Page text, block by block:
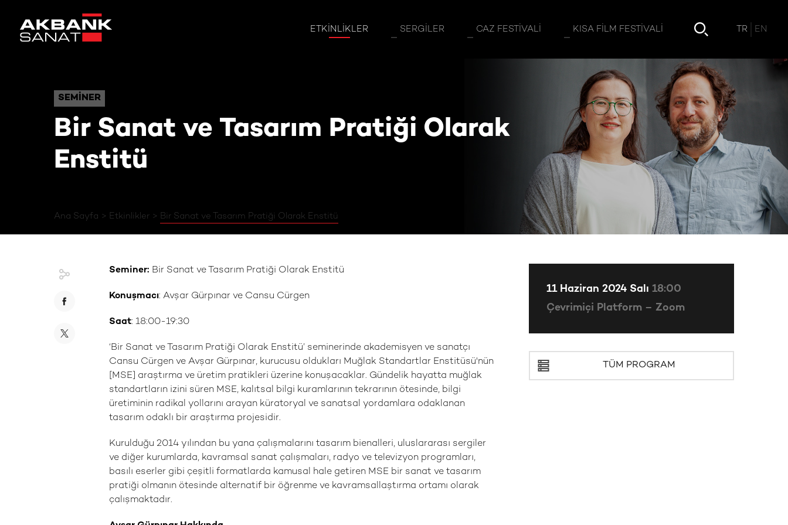
ETKINLIKLER SERGILER CAZ FESTIVALI KISA FILM FESTIVALI TR EN
SEMINER
Bir Sanat ve Tasarım Pratiği Olarak
Enstitü
Ana Sayfa Etkinlikler Bir Sanat ve Tasarım Pratiği Olarak Enstitü
SEMINER
Seminer: Bir Sanat ve Tasarım Pratiği Olarak Enstitü
Konuşmacı: Avşar Gürpınar ve Cansu Cürgen
Saat: 18:00-19:30
‘Bir Sanat ve Tasarım Pratiği Olarak Enstitü’ seminerinde akademisyen ve sanatçı
Cansu Cürgen ve Avşar Gürpınar, kurucusu oldukları Muğlak Standartlar Enstitüsü'nün
[MSE] araştırma ve üretim pratikleri üzerine konuşacaklar. Gündelik hayatta muğlak
standartların izini süren MSE, kalıtsal bilgi kuramlarının tekrarının ötesinde, bilgi
üretiminin radikal yollarını arayan küratoryal ve sanatsal yordamlara odaklanan
tasarım odaklı bir araştırma projesidir.
Kurulduğu 2014 yılından bu yana çalışmalarını tasarım bienalleri, uluslararası sergiler
ve diğer kurumlarda, kavramsal sanat çalışmaları, radyo ve televizyon programları,
basılı eserler gibi çeşitli formatlarda kamusal hale getiren MSE bir sanat ve tasarım
pratiği olmanın ötesinde alternatif bir öğrenme ve kavramsallaştırma ortamı olarak
çalışmaktadır.
11 Haziran 2024 Salı 18:00
Çevrimiçi Platform – Zoom
TÜM PROGRAM